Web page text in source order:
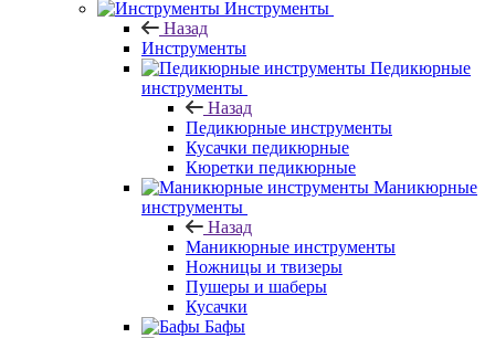
Инструменты
Назад
Инструменты
Педикюрные
инструменты
Назад
Педикюрные инструменты
Кусачки педикюрные
Кюретки педикюрные
Маникюрные
инструменты
Назад
Маникюрные инструменты
Ножницы и твизеры
Пушеры и шаберы
Кусачки
Бафы